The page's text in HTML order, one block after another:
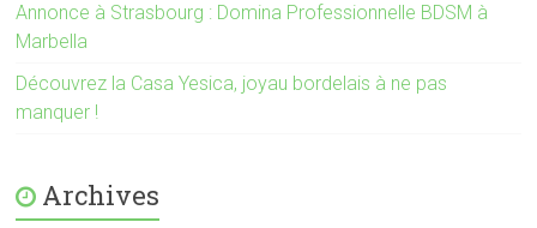
Annonce à Strasbourg : Domina Professionnelle BDSM à
Marbella
Découvrez la Casa Yesica, joyau bordelais à ne pas
manquer !
Archives